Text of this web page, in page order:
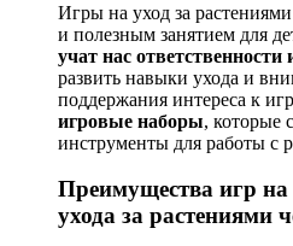
Игры на уход за
и полезным занятием для
учат нас ответственности
развить навыки ухода и
поддержания интереса к
игровые наборы, которые
инструменты для работы с
Преимущества игр
ухода за растениями